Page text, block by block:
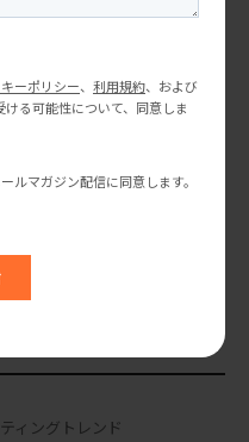
ドやセミナー情報をお届け
する
ましては、以下のフォーム
せ
ィングトレンド